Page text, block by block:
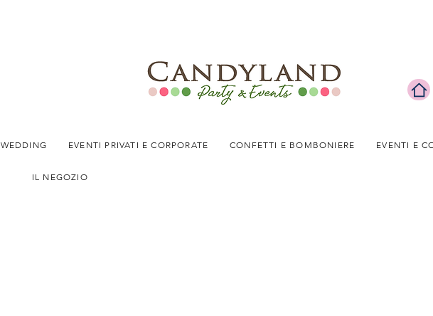
WEDDING EVENTI PRIVATI E CORPORATE CONFETTI E BOMBONIERE EVENTI E
IL NEGOZIO